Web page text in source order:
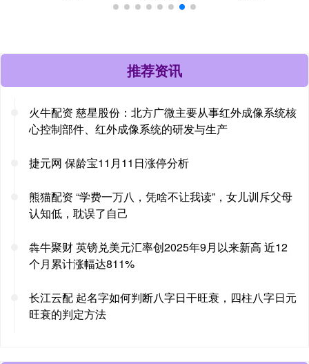
推荐资讯
火牛配资 慈星股份：北方广微主要从事红外成像系统核
心控制部件、红外成像系统的研发与生产
捷元网 保龄宝11月11日涨停分析
熊猫配资 “学费一万八，凭啥不让我读”，女儿训斥父母
认知低，耽误了自己
犇牛聚财 英镑兑美元汇率创2025年9月以来新高 近12
个月累计涨幅达811%
长江云配 起名字如何判断八字日干旺衰，四柱八字日元
旺衰的判定方法